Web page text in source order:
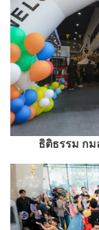
ธิติธรรม ก